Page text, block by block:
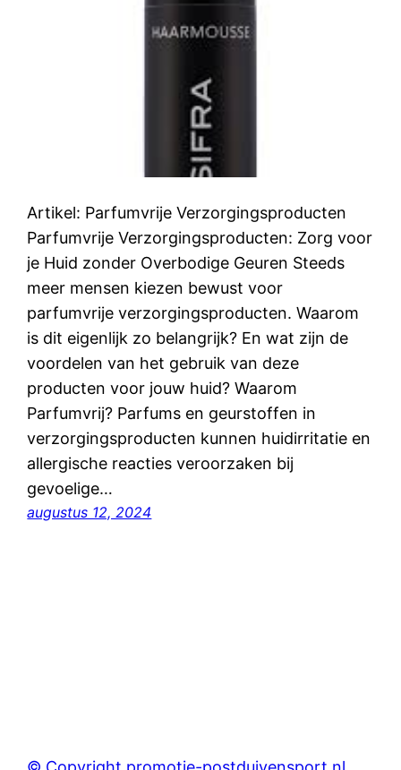
Artikel: Parfumvrije Verzorgingsproducten
Parfumvrije Verzorgingsproducten: Zorg voor
je Huid zonder Overbodige Geuren Steeds
meer mensen kiezen bewust voor
parfumvrije verzorgingsproducten. Waarom
is dit eigenlijk zo belangrijk? En wat zijn de
voordelen van het gebruik van deze
producten voor jouw huid? Waarom
Parfumvrij? Parfums en geurstoffen in
verzorgingsproducten kunnen huidirritatie en
allergische reacties veroorzaken bij
gevoelige…
augustus 12, 2024